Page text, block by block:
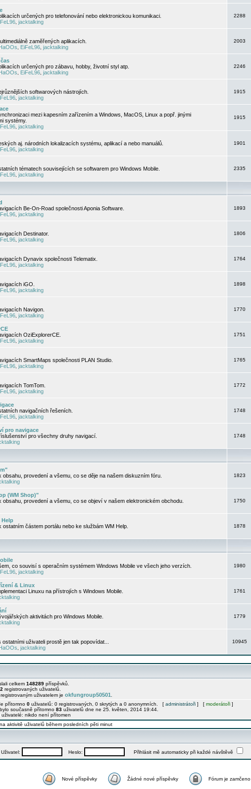
určených pro telefonování nebo elektronickou komunikaci.
jacktalking
2288
zaměřených aplikacích.
EiFeL96 jacktalking
2003
určených pro zábavu, hobby, životní styl atp.
EiFeL96 jacktalking
2246
softwarových nástrojích.
jacktalking
1915
mezi kapesním zařízením a Windows, MacOS, Linux a popř. jinými
systémy.
jacktalking
1915
aj. národních lokalizacích systému, aplikací a nebo manuálů.
jacktalking
1901
tématech souvisejících se softwarem pro Windows Mobile.
jacktalking
2335
Be-On-Road společnosti Aponia Software.
jacktalking
1893
Destinator.
jacktalking
1806
Dynavix společnosti Telematix.
jacktalking
1764
iGO.
jacktalking
1898
Navigon.
jacktalking
1770
OziExplorerCE.
jacktalking
1751
SmartMaps společnosti PLAN Studio.
jacktalking
1765
TomTom.
jacktalking
1772
navigačních řešeních.
jacktalking
1748
pro navigace
pro všechny druhy navigací.
1748
obsahu, provedení a všemu, co se děje na našem diskuzním fóru.
1823
(WM Shop)"
obsahu, provedení a všemu, co se objeví v našem elektronickém obchodu.
1750
Help
ostatním částem portálu nebo ke službám WM Help.
1878
co souvisí s operačním systémem Windows Mobile ve všech jeho verzích.
jacktalking
1980
& Linux
Linuxu na přístrojích s Windows Mobile.
1761
aktivitách pro Windows Mobile.
1779
ostatními uživateli prostě jen tak popovídat...
jacktalking
10945
celkem 148289 příspěvků.
registrovaných uživatelů.
uživatelem je okfungroup50501
přítomno 0 uživatelů: 0 registrovaných, 0 skrytých a 0 anonymních. [ administrátoři ] [ moderátoři ]
současně přítomno 83 uživatelů dne ne 25. květen, 2014 19:44.
uživatelé: nikdo není přítomen
aktivitě uživatelů během posledních pěti minut
Uživatel: Heslo: Přihlásit mě automaticky při každé návštěvě
Nové příspěvky Žádné nové příspěvky Fórum je zamčeno